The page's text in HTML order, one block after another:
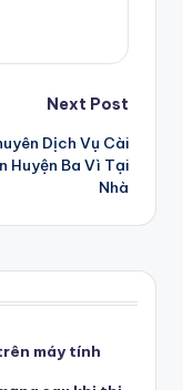
Next Post
Dịch Vụ Cài
Huyện Ba Vì Tại
Nhà
máy tính